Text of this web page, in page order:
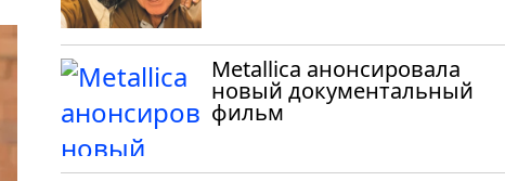
Metallica анонсировала
новый документальный
фильм